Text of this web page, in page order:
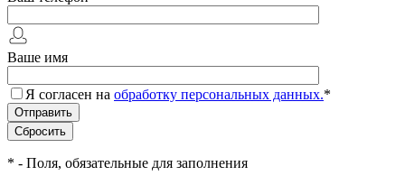
Ваше имя
Я согласен на обработку персональных данных.*
* - Поля, обязательные для заполнения